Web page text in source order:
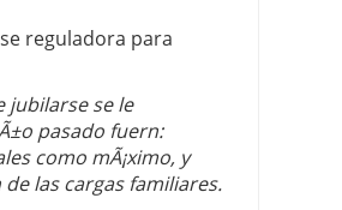
reguladora para
jubilarse se le
pasado fuern:
como mÃ¡ximo, y
las cargas familiares.